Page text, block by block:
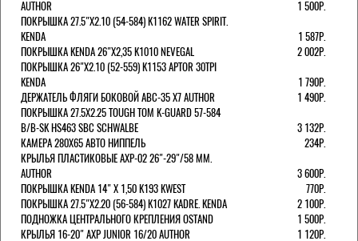
AUTHOR
1 500Р.
ПОКРЫШКА 27.5"Х2.10 (54-584) K1162 WATER SPIRIT.
KENDA
1 587Р.
ПОКРЫШКА KENDA 26"Х2,35 K1010 NEVEGAL
2 002Р.
ПОКРЫШКА 26"Х2.10 (52-559) K1153 APTOR 30TPI
KENDA
1 790Р.
ДЕРЖАТЕЛЬ ФЛЯГИ БОКОВОЙ ABC-35 X7 AUTHOR
1 490Р.
ПОКРЫШКА 27.5X2.25 TOUGH TOM K-GUARD 57-584
B/B-SK HS463 SBC SCHWALBE
3 132Р.
КАМЕРА 280Х65 АВТО НИППЕЛЬ
234Р.
КРЫЛЬЯ ПЛАСТИКОВЫЕ AXP-02 26"-29"/58 ММ.
AUTHOR
3 600Р.
ПОКРЫШКА KENDA 14" Х 1,50 K193 KWEST
770Р.
ПОКРЫШКА 27.5"Х2.20 (56-584) K1027 KADRE. KENDA
2 100Р.
ПОДНОЖКА ЦЕНТРАЛЬНОГО КРЕПЛЕНИЯ OSTAND
1 500Р.
КРЫЛЬЯ 16-20" AXP JUNIOR 16/20 AUTHOR
1 120Р.